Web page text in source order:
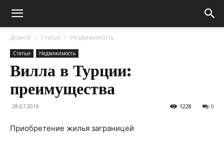
Домой Статьи Недвижимость
Статьи Недвижимость
Вилла в Турции:
преимущества
28.07.2019 0
1228
Приобретение жилья заграницей